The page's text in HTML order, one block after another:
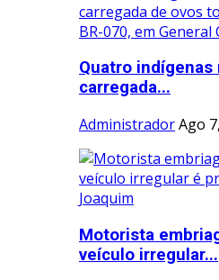
Quatro
carregada...
AdministradorAgo
Motorista
veículo irregular...